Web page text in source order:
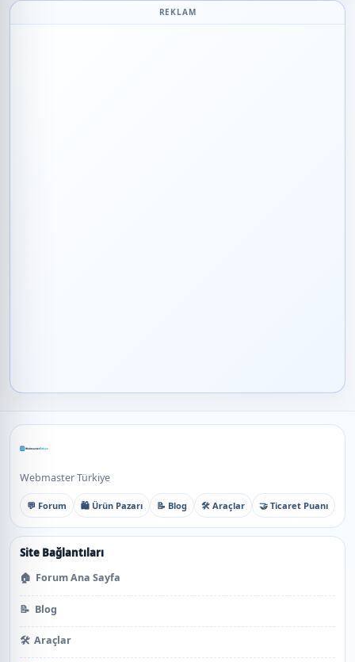
REKLAM
Webmaster Türkiye
💬 Forum 🛍️ Ürün Pazarı 📝 Blog 🛠️ Araçlar 🤝 Ticaret Puanı
Site Bağlantıları
🏠 Forum Ana Sayfa
📝 Blog
🛠️ Araçlar